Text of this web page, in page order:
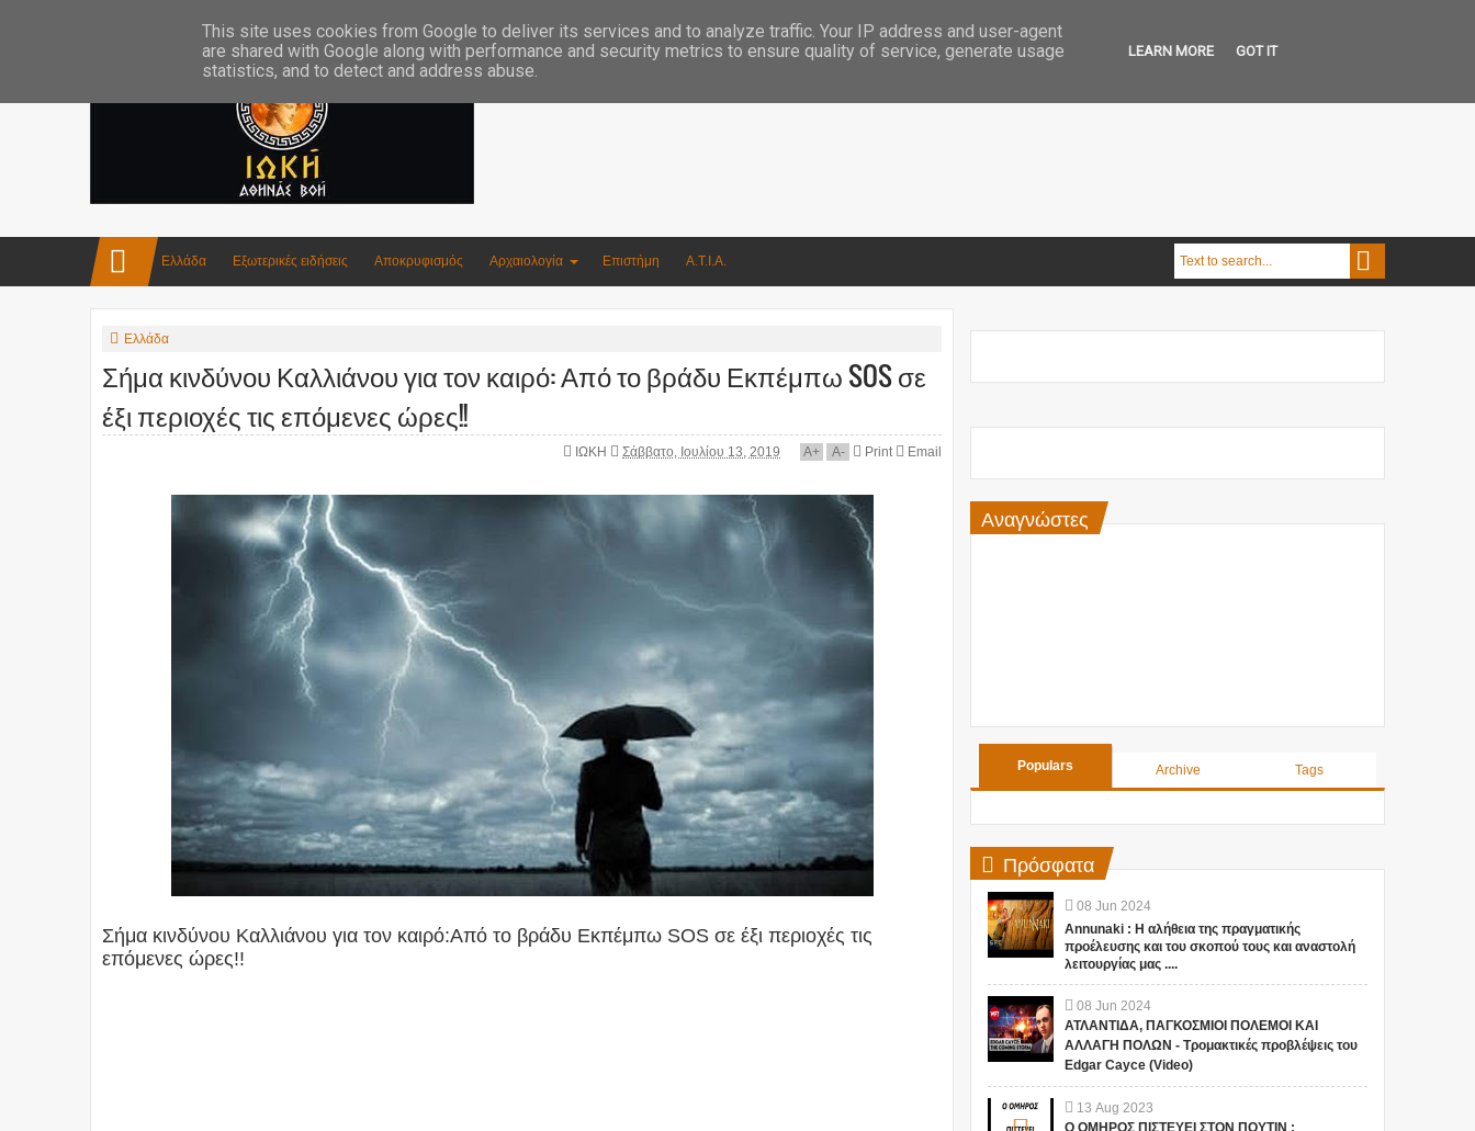
Ελλάδα Εξωτερικές ειδήσεις Αποκρυφισμός Αρχαιολογία Επιστήμη Α.Τ.Ι.Α.
Ελλάδα
Σήμα κινδύνου Καλλιάνου για τον καιρό: Από το βράδυ Εκπέμπω SOS σε
έξι περιοχές τις επόμενες ώρες!!
ΙΩΚΗ Σάββατο, Ιουλίου 13, 2019 A+ A- Print Email
Σήμα κινδύνου Καλλιάνου για τον καιρό:Από το βράδυ Εκπέμπω SOS σε έξι περιοχές τις
επόμενες ώρες!!
Αναγνώστες
Populars Archive Tags
Πρόσφατα
08 Jun 2024
Annunaki : Η αλήθεια της πραγματικής
προέλευσης και του σκοπού τους και αναστολή
λειτουργίας μας ....
08 Jun 2024
ΑΤΛΑΝΤΙΔΑ, ΠΑΓΚΟΣΜΙΟΙ ΠΟΛΕΜΟΙ ΚΑΙ
ΑΛΛΑΓΗ ΠΟΛΩΝ - Τρομακτικές προβλέψεις του
Edgar Cayce (Video)
13 Aug 2023
This site uses cookies from Google to deliver its services and to analyze traffic. Your IP address and user-agent
are shared with Google along with performance and security metrics to ensure quality of service, generate usage
statistics, and to detect and address abuse.
LEARN MORE GOT IT